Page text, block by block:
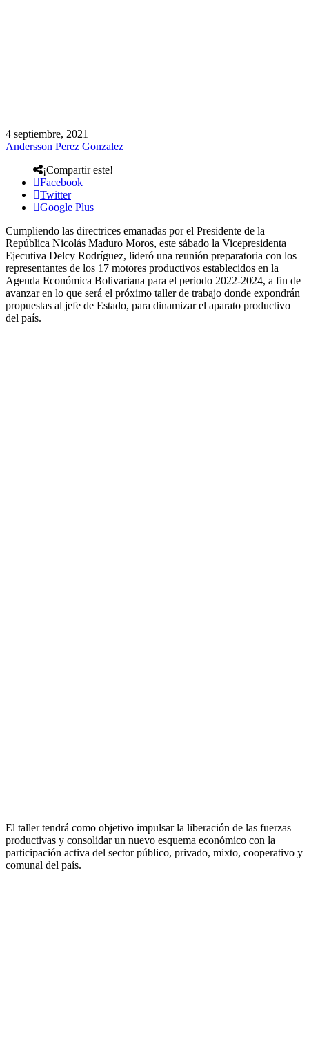
4 septiembre, 2021
Andersson Perez Gonzalez
¡Compartir este!
Facebook
Twitter
Google Plus
Cumpliendo las directrices emanadas por el Presidente de la
República Nicolás Maduro Moros, este sábado la Vicepresidenta
Ejecutiva Delcy Rodríguez, lideró una reunión preparatoria con los
representantes de los 17 motores productivos establecidos en la
Agenda Económica Bolivariana para el periodo 2022-2024, a fin de
avanzar en lo que será el próximo taller de trabajo donde expondrán
propuestas al jefe de Estado, para dinamizar el aparato productivo
del país.
El taller tendrá como objetivo impulsar la liberación de las fuerzas
productivas y consolidar un nuevo esquema económico con la
participación activa del sector público, privado, mixto, cooperativo y
comunal del país.